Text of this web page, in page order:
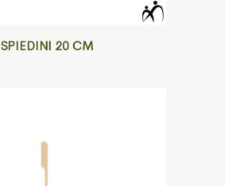
SPIEDINI 20 CM